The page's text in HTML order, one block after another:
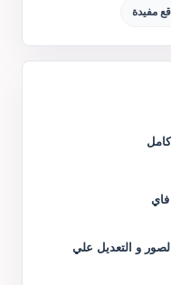
مفيدة
و التعديل علي